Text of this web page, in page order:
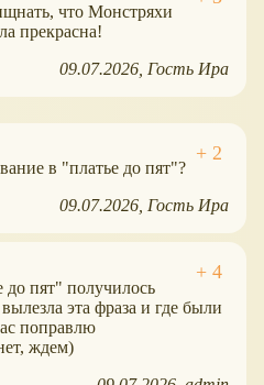
что Монстряхи
прекрасна!
09.07.2026 Гость Ира
в "платье до пят"?
09.07.2026 Гость Ира
пят" получилось
эта фраза и где были
поправлю
ждем)